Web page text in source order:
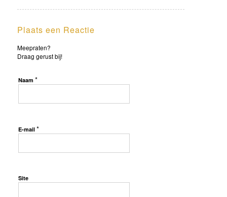
Plaats een Reactie
Meepraten?
Draag gerust bij!
Naam *
E-mail *
Site